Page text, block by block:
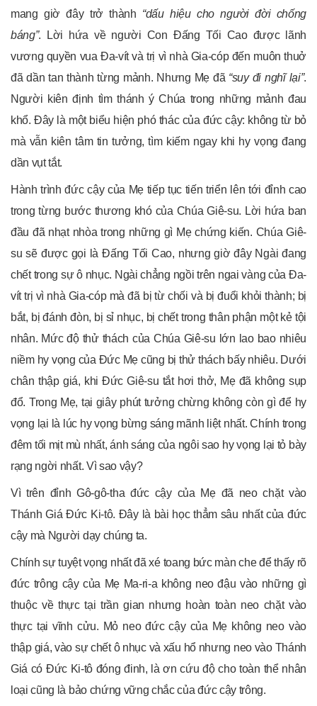
mang giờ đây trở thành “dấu hiệu cho người đời chống
báng”. Lời hứa về người Con Đấng Tối Cao được lãnh
vương quyền vua Đa-vít và trị vì nhà Gia-cóp đến muôn thuở
đã dần tan thành từng mảnh. Nhưng Mẹ đã “suy đi nghĩ lại”.
Người kiên định tìm thánh ý Chúa trong những mảnh đau
khổ. Đây là một biểu hiện phó thác của đức cậy: không từ bỏ
mà vẫn kiên tâm tin tưởng, tìm kiếm ngay khi hy vọng đang
dần vụt tắt.
Hành trình đức cậy của Mẹ tiếp tục tiến triển lên tới đỉnh cao
trong từng bước thương khó của Chúa Giê-su. Lời hứa ban
đầu đã nhạt nhòa trong những gì Mẹ chứng kiến. Chúa Giê-
su sẽ được gọi là Đấng Tối Cao, nhưng giờ đây Ngài đang
chết trong sự ô nhục. Ngài chẳng ngồi trên ngai vàng của Đa-
vít trị vì nhà Gia-cóp mà đã bị từ chối và bị đuổi khỏi thành; bị
bắt, bị đánh đòn, bị sỉ nhục, bị chết trong thân phận một kẻ tội
nhân. Mức độ thử thách của Chúa Giê-su lớn lao bao nhiêu
niềm hy vọng của Đức Mẹ cũng bị thử thách bấy nhiêu. Dưới
chân thập giá, khi Đức Giê-su tắt hơi thở, Mẹ đã không sụp
đổ. Trong Mẹ, tại giây phút tưởng chừng không còn gì để hy
vọng lại là lúc hy vọng bừng sáng mãnh liệt nhất. Chính trong
đêm tối mịt mù nhất, ánh sáng của ngôi sao hy vọng lại tỏ bày
rạng ngời nhất. Vì sao vậy?
Vì trên đỉnh Gô-gô-tha đức cậy của Mẹ đã neo chặt vào
Thánh Giá Đức Ki-tô. Đây là bài học thẳm sâu nhất của đức
cậy mà Người dạy chúng ta.
Chính sự tuyệt vọng nhất đã xé toang bức màn che để thấy rõ
đức trông cậy của Mẹ Ma-ri-a không neo đậu vào những gì
thuộc về thực tại trần gian nhưng hoàn toàn neo chặt vào
thực tại vĩnh cửu. Mỏ neo đức cậy của Mẹ không neo vào
thập giá, vào sự chết ô nhục và xấu hổ nhưng neo vào Thánh
Giá có Đức Ki-tô đóng đinh, là ơn cứu độ cho toàn thể nhân
loại cũng là bảo chứng vững chắc của đức cậy trông.